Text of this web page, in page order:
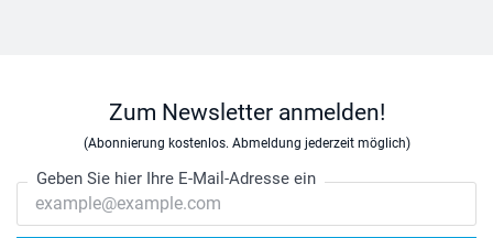
Zum Newsletter anmelden!
(Abonnierung kostenlos. Abmeldung jederzeit möglich)
Geben Sie hier Ihre E-Mail-Adresse ein